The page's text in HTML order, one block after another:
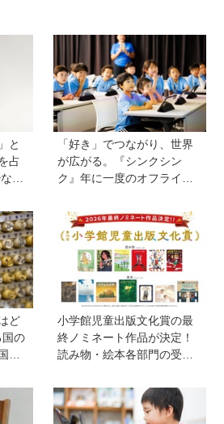
と
占
い
「好き」でつながり、世界
が広がる。『シンクシン
ク』年に一度のオフライン
2026』には知的ワクワクが
満載！
ど
の
際
小学館児童出版文化賞の最
終ノミネート作品が決定！
読み物・絵本各部門の受賞